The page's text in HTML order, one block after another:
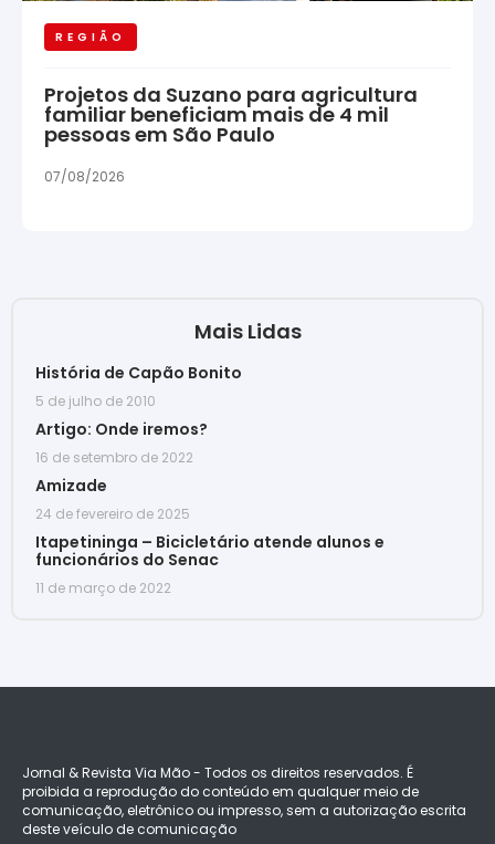
REGIÃO
Projetos da Suzano para agricultura
familiar beneficiam mais de 4 mil
pessoas em São Paulo
07/08/2026
Mais Lidas
História de Capão Bonito
5 de julho de 2010
Artigo: Onde iremos?
16 de setembro de 2022
Amizade
24 de fevereiro de 2025
Itapetininga – Bicicletário atende alunos e
funcionários do Senac
11 de março de 2022
Jornal & Revista Via Mão - Todos os direitos reservados. É
proibida a reprodução do conteúdo em qualquer meio de
comunicação, eletrônico ou impresso, sem a autorização escrita
deste veículo de comunicação